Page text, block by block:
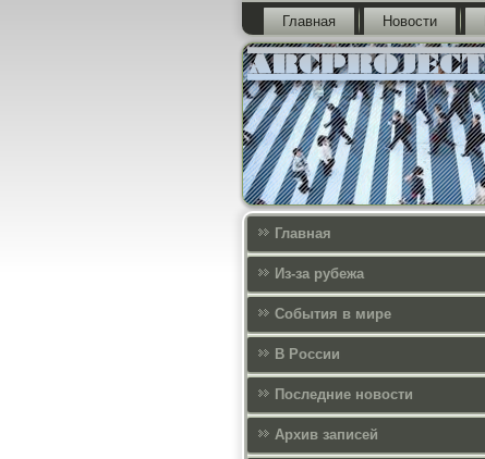
Главная Новости
Главная
Из-за рубежа
События в мире
В России
Последние новости
Архив записей